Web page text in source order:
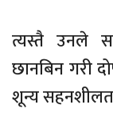
त्यस्तै उनले
छानबिन गरी
शून्य